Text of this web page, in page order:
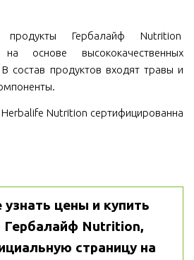
продукты Гербалайф Nutrition
на основе высококачественных
В состав продуктов входят травы и
Nutrition сертифицированна
узнать цены и купить
Nutrition,